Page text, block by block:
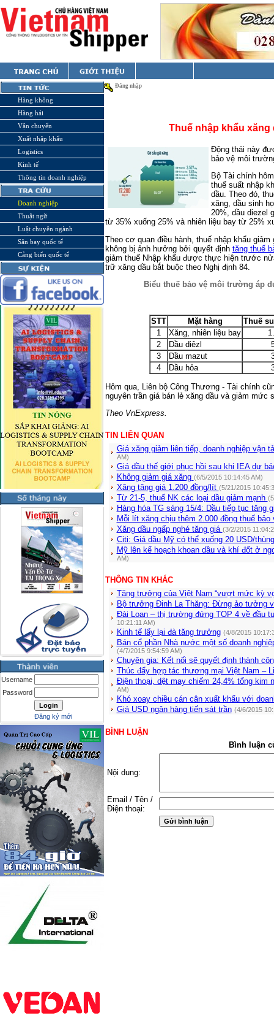
Hàng không
Hàng hải
Vận chuyển
Xuất nhập khẩu
Logistics
Kinh tế
Thông tin doanh nghiệp
Doanh nghiệp
Thuật ngữ
Luật chuyên ngành
Sân bay quốc tế
Cảng biển quốc tế
Username
Password
Đăng ký mới
Đăng nhập
Thuế nhập khẩu xăng
Động thái này
bảo vệ môi
Bộ Tài chính
thuế suất nhập
dầu. Theo đó,
xăng, dầu sinh
20%, dầu diezel
từ 35% xuống 25% và nhiên liệu bay từ 25%
Theo cơ quan điều hành, thuế nhập khẩu
không bị ảnh hưởng bởi quyết định tăng thuế
giảm thuế Nhập khẩu được thực hiện trước
trữ xăng dầu bắt buộc theo Nghị định 84.
Biểu thuế bảo vệ môi trường áp
STT Mặt hàng
Thuế
1
Xăng, nhiên liệu bay
2
Dầu diêzl
3
Dầu mazut
4
Dầu hỏa
Hôm qua, Liên bộ Công Thương - Tài chính
nguyên trần giá bán lẻ xăng dầu và giảm mức
Theo VnExpress.
TIN LIÊN QUAN
Giá xăng giảm liên tiếp, doanh nghiệp vận
AM)
Giá dầu thế giới phục hồi sau khi IEA dự
Không giảm giá xăng (6/5/2015 10:14:45 AM)
Xăng tăng giá 1.200 đồng/lít (5/21/2015
Từ 21-5, thuế NK các loại dầu giảm mạnh
Hàng hóa TG sáng 15/4: Dầu tiếp tục tăng
Mỗi lít xăng chịu thêm 2.000 đồng thuế
Xăng dầu ngấp nghé tăng giá (3/2/2015
Citi: Giá dầu Mỹ có thể xuống 20 USD/
Mỹ lên kế hoạch khoan dầu và khí đốt ở
AM)
THÔNG TIN KHÁC
Tăng trưởng của Việt Nam “vượt mức kỳ
Bộ trưởng Đinh La Thăng: Đừng ảo tưởng
Đài Loan – thị trường đứng TOP 4 về đầu
10:21:11 AM)
Kinh tế lấy lại đà tăng trưởng (4/8/2015
Bán cổ phần Nhà nước một số doanh
(4/7/2015 9:54:59 AM)
Chuyên gia: Kết nối sẽ quyết định thành
Thúc đẩy hợp tác thương mại Việt Nam –
Điện thoại, dệt may chiếm 24,4% tổng kim
AM)
Khó xoay chiều cán cân xuất khẩu với
Giá USD ngân hàng tiến sát trần (4/6/2015
BÌNH LUẬN
Bình luận
Nội dung:
Email / Tên /
Điện thoại: